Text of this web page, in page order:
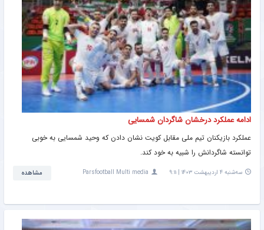
ادامه عملکرد درخشان شاگردان شمسایی
عملکرد بازیکنان تیم ملی مقابل کویت نشان دادن که وحید شمسایی به خوبی
توانسته شاگردانش را شبیه به خود کند.
سه‌شنبه ۴ اردیبهشت ۱۴۰۳ | ۹:۱۱ Parsfootball Multi media مشاهده